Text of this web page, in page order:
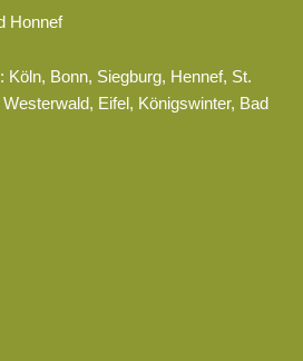
Honnef
Köln, Bonn, Siegburg, Hennef, St.
Eifel, Königswinter, Bad